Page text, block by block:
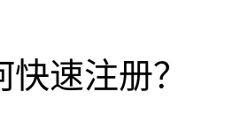
速注册？